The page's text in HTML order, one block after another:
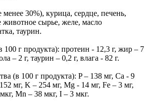
менее 30%), курица, сердце, печень,
животное сырье, желе, масло
таурин.
г продукта): протеин - 12,3 г, жир – 7
– 2 г, таурин – 0,2 г, влага - 82 г.
(в 100 г продукта): P – 138 мг, Ca - 9
мг, K – 254 мг, Mg - 14 мг, Fe – 3 мг,
Mn – 38 мкг, I – 3 мкг.